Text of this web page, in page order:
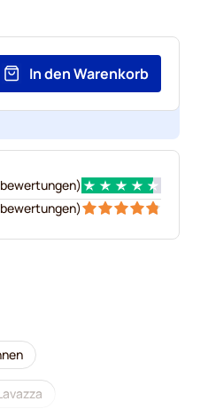
In den Warenkorb
bewertungen)
bewertungen)